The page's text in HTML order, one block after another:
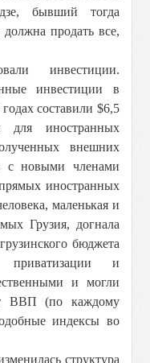
бывший тогда
продать все,
инвестиции.
инвестиции в
составили $6,5
для иностранных
внешних
с новыми членами
иностранных
маленькая и
Грузия, догнала
бюджета
приватизации и
и могли
ВВП (по каждому
индексы во
структура